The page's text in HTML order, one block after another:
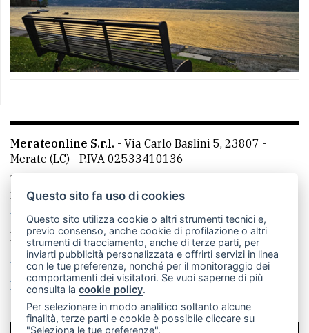
Merateonline S.r.l. - Via Carlo Baslini 5, 23807 -
Merate (LC) - P.IVA 02533410136
Telefono:
mail: redazione@leccoonline.com
La redazione
MerateOnline CasateOnline
RSS
Made by VIP
Privacy policy
Cookie policy
Rivedi le tue scelte sui cookie
Questo sito fa uso di cookies
Questo sito utilizza cookie o altri strumenti tecnici e,
previo consenso, anche cookie di profilazione o altri
strumenti di tracciamento, anche di terze parti, per
inviarti pubblicità personalizzata e offrirti servizi in linea
con le tue preferenze, nonché per il monitoraggio dei
comportamenti dei visitatori. Se vuoi saperne di più
consulta lacookie policy.
Per selezionare in modo analitico soltanto alcune
finalità, terze parti e cookie è possibile cliccare su
"Seleziona le tue preferenze".